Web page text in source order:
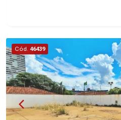
Imobiliária, referência no
desde 2000! Avenida
Boa Vista | Ribeirão Preto.
Cód. 46439